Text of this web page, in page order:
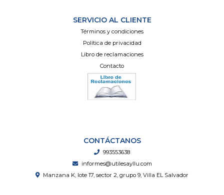
SERVICIO AL CLIENTE
Términos y condiciones
Política de privacidad
Libro de reclamaciones
Contacto
CONTÁCTANOS
993553638
informes@utilesayllu.com
Manzana K, lote 17, sector 2, grupo 9, Villa EL Salvador